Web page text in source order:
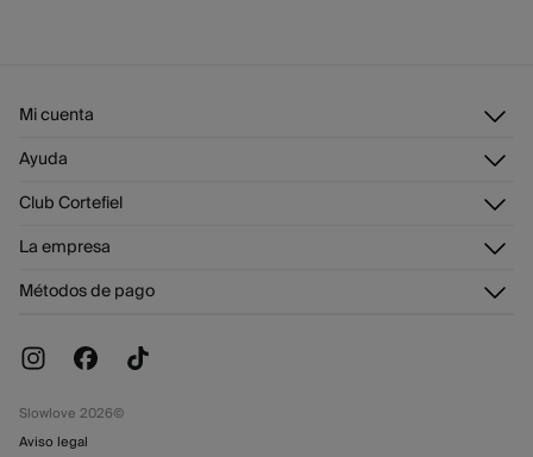
Mi cuenta
Registrarme
Direcciones de envío
Tarjeta regalo online
Tarjeta abono
Ayuda
Atención al cliente
Preguntas frecuentes
Cambios, devoluciones y desistimiento
Club Cortefiel
La empresa
Trabaja con nosotros
Métodos de pago
Slowlove 2026©
Aviso legal